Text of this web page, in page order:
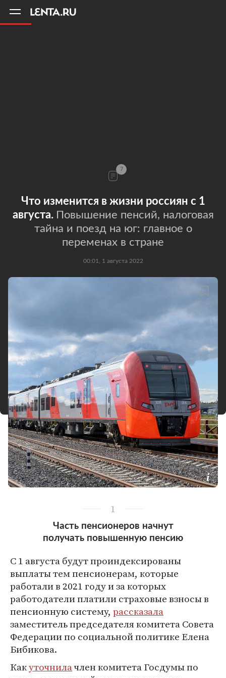
7
Что изменится в жизни россиян с 1
августа. Повышение пенсий, налоговая
тайна и поезд на юг: главное о
переменах в стране
00:01, 1 августа 2022
1
Часть пенсионеров начнут
получать повышенную пенсию
С 1 августа будут проиндексированы
выплаты тем пенсионерам, которые
работали в 2021 году и за которых
работодатели платили страховые взносы в
пенсионную систему, рассказала
заместитель председателя комитета Совета
Федерации по социальной политике Елена
Бибикова.
Какуточнилачлен комитета Госдумы по